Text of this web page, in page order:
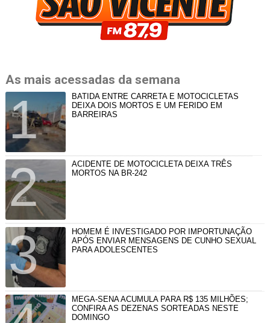
As mais acessadas da semana
BATIDA ENTRE CARRETA E MOTOCICLETAS
DEIXA DOIS MORTOS E UM FERIDO EM
BARREIRAS
ACIDENTE DE MOTOCICLETA DEIXA TRÊS
MORTOS NA BR-242
HOMEM É INVESTIGADO POR IMPORTUNAÇÃO
APÓS ENVIAR MENSAGENS DE CUNHO SEXUAL
PARA ADOLESCENTES
MEGA-SENA ACUMULA PARA R$ 135 MILHÕES;
CONFIRA AS DEZENAS SORTEADAS NESTE
DOMINGO